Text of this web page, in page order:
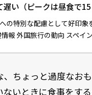
い（ピークは昼食で
の特別な配慮として好印象
報 外国旅行の動向 スペイン
ちょっと過度なお
いときに食事をす